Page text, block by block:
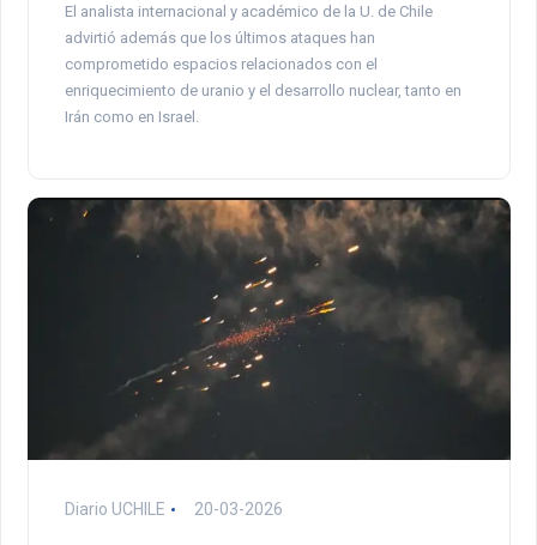
El analista internacional y académico de la U. de Chile
advirtió además que los últimos ataques han
comprometido espacios relacionados con el
enriquecimiento de uranio y el desarrollo nuclear, tanto en
Irán como en Israel.
Diario UCHILE 20-03-2026